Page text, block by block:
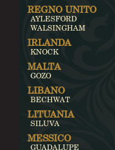
REGNO UNITO
AYLESFORD
WALSINGHAM
IRLANDA
KNOCK
MALTA
GOZO
LIBANO
BECHWAT
LITUANIA
SILUVA
MESSICO
GUADALUPE